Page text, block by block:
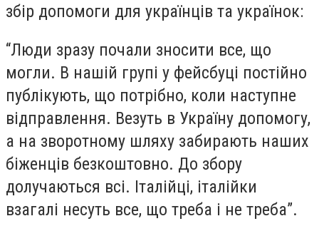
збір допомоги для українців та українок:
“Люди зразу почали зносити все, що
могли. В нашій групі у фейсбуці постійно
публікують, що потрібно, коли наступне
відправлення. Везуть в Україну допомогу,
а на зворотному шляху забирають наших
біженців безкоштовно. До збору
долучаються всі. Італійці, італійки
взагалі несуть все, що треба і не треба”.